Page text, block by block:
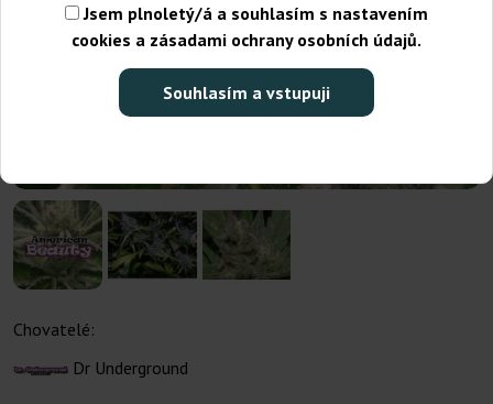
Jsem plnoletý/á a souhlasím s nastavením
cookies a zásadami ochrany osobních údajů.
Souhlasím a vstupuji
Chovatelé:
Dr Underground